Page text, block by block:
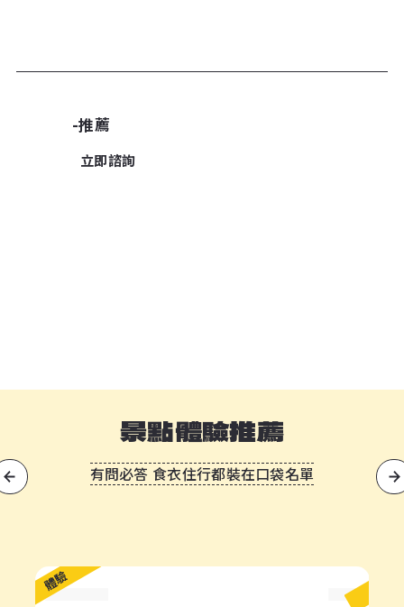
-推薦
立即諮詢
景點體驗推薦
有問必答 食衣住行都裝在口袋名單
體驗